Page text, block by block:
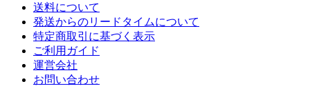
送料について
発送からのリードタイムについて
特定商取引に基づく表示
ご利用ガイド
運営会社
お問い合わせ